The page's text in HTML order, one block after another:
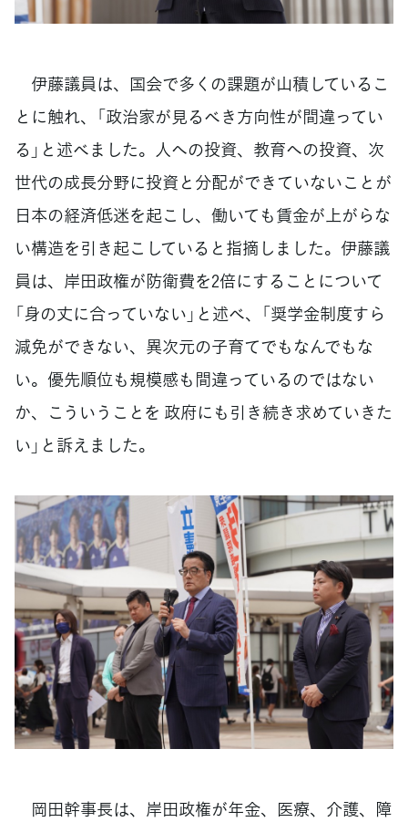
伊藤議員は、国会で多くの課題が山積しているこ
とに触れ、「政治家が見るべき方向性が間違ってい
る」と述べました。人への投資、教育への投資、次
世代の成長分野に投資と分配ができていないことが
日本の経済低迷を起こし、働いても賃金が上がらな
い構造を引き起こしていると指摘しました。伊藤議
員は、岸田政権が防衛費を2倍にすることについて
「身の丈に合っていない」と述べ、「奨学金制度すら
減免ができない、異次元の子育てでもなんでもな
い。優先順位も規模感も間違っているのではない
か、こういうことを 政府にも引き続き求めていきた
い」と訴えました。
岡田幹事長は、岸田政権が年金、医療、介護、障